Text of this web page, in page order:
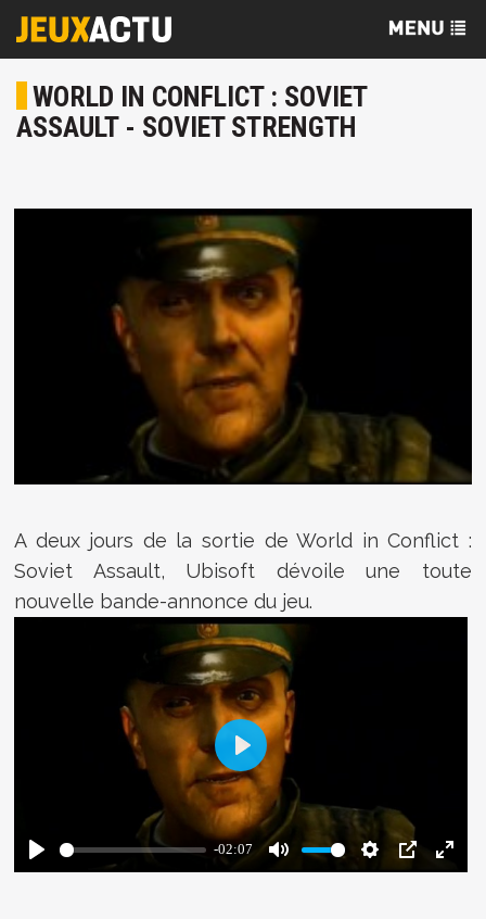
WORLD IN CONFLICT : SOVIET
ASSAULT - SOVIET STRENGTH
A deux jours de la sortie de World in Conflict :
Soviet Assault, Ubisoft dévoile une toute
nouvelle bande-annonce du jeu.